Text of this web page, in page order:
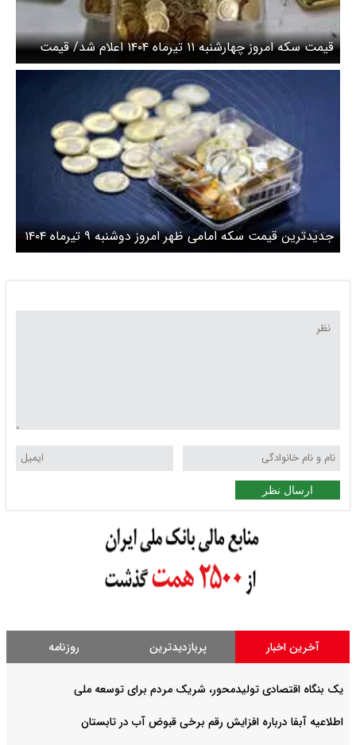
قیمت سکه امروز چهارشنبه ۱۱ تیرماه ۱۴۰۴ اعلام شد/ قیمت
سکه امامی امروز چند؟
جدیدترین قیمت سکه امامی ظهر امروز دوشنبه ۹ تیرماه ۱۴۰۴
اعلام شد/ سکه امامی امروز چقدر گران شد؟
ارسال نظر
آخرین اخبار پربازدیدترین روزنامه
یک بنگاه اقتصادی تولیدمحور، شریک مردم برای توسعه ملی
اطلاعیه آبفا درباره افزایش رقم برخی قبوض آب در تابستان